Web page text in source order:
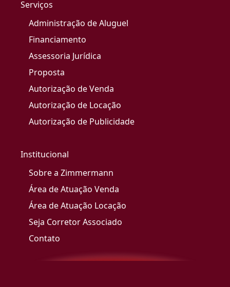
Serviços
Administração de Aluguel
Financiamento
Assessoria Jurídica
Proposta
Autorização de Venda
Autorização de Locação
Autorização de Publicidade
Institucional
Sobre a Zimmermann
Área de Atuação Venda
Área de Atuação Locação
Seja Corretor Associado
Contato